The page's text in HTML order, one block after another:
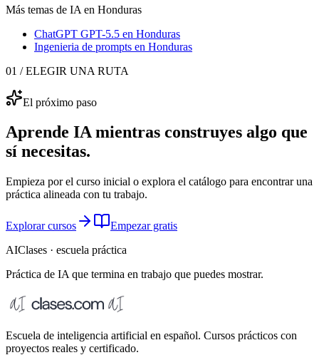
Más temas de IA en Honduras
ChatGPT GPT-5.5 en Honduras
Ingenieria de prompts en Honduras
01 / ELEGIR UNA RUTA
El próximo paso
Aprende IA mientras construyes algo que
sí necesitas.
Empieza por el curso inicial o explora el catálogo para encontrar una
práctica alineada con tu trabajo.
Explorar cursos
Empezar gratis
AIClases · escuela práctica
Práctica de IA que termina en trabajo que puedes mostrar.
Escuela de inteligencia artificial en español. Cursos prácticos con
proyectos reales y certificado.